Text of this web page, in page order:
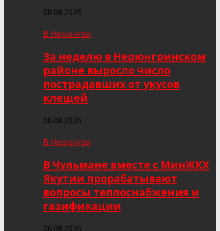
08.08.2026
В Нерюнгри
За неделю в Нерюнгринском
районе выросло число
пострадавших от укусов
клещей
06.08.2026
В Нерюнгри
В Чульмане вместе с МинЖКХ
Якутии прорабатывают
вопросы теплоснабжения и
газификации
06.08.2026